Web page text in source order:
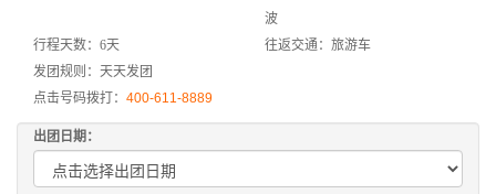
波
行程天数：6天
往返交通：旅游车
发团规则：天天发团
点击号码拨打： 400-611-8889
出团日期：